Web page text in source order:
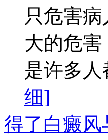
只危害
大的危
是许多
细]
得了白癜